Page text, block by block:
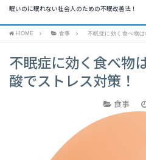
眠いのに眠れない社会人のための不眠改善法！
HOME 食事 不眠症に効く食べ物
不眠症に効く食べ物
酸でストレス対策！
食事